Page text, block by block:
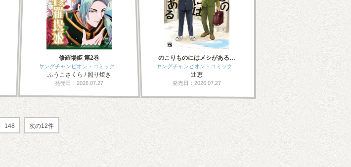
修羅場姫 第2巻
ヤングチャンピオン・コミック…
ふうこさくら / 照り焼き
発売日：2026.07.27
のこりものにはメシがある…
ヤングチャンピオン・コミック…
辻恵
発売日：2026.07.27
148 次の12件